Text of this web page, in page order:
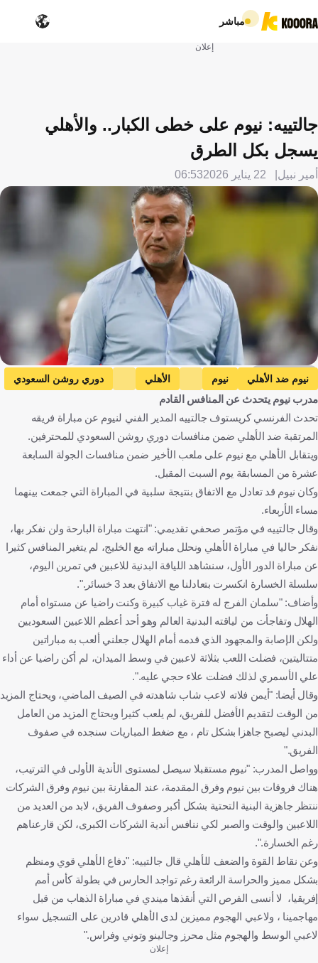
مباشر
إعلان
جالتييه: نيوم على خطى الكبار.. والأهلي
يسجل بكل الطرق
أمير نبيل 22 يناير 2026 06:53
Getty Images
نيوم ضد الأهلي نيوم الأهلي
دوري روشن السعودي
المملكة العربية السعودية
كرة قدم
مدرب نيوم يتحدث عن المنافس القادم
تحدث الفرنسي كريستوف جالتييه المدير الفني لنيوم عن مباراة فريقه
المرتقبة ضد الأهلي ضمن منافسات دوري روشن السعودي للمحترفين.
ويتقابل الأهلي مع نيوم على ملعب الأخير ضمن منافسات الجولة السابعة
عشرة من المسابقة يوم السبت المقبل.
وكان نيوم قد تعادل مع الاتفاق بنتيجة سلبية في المباراة التي جمعت بينهما
مساء الأربعاء.
وقال جالتييه في مؤتمر صحفي تقديمي: "انتهت مباراة البارحة ولن نفكر بها،
نفكر حاليا في مباراة الأهلي ونحلل مباراته مع الخليج، لم يتغير المنافس كثيرا
عن مباراة الدور الأول، سنشاهد اللياقة البدنية للاعبين في تمرين اليوم،
سلسلة الخسارة انكسرت بتعادلنا مع الاتفاق بعد 3 خسائر.".
وأضاف: "سلمان الفرج له فترة غياب كبيرة وكنت راضيا عن مستواه أمام
الهلال وتفاجأت من لياقته البدنية العالم وهو أحد أعظم اللاعبين السعوديين
ولكن الإصابة والمجهود الذي قدمه أمام الهلال جعلني ألعب به مباراتين
متتاليتين، فضلت اللعب بثلاثة لاعبين في وسط الميدان، لم أكن راضيا عن أداء
علي الأسمري لذلك فضلت علاء حجي عليه.".
وقال أيضا: "أيمن فلاته لاعب شاب شاهدته في الصيف الماضي، ويحتاج المزيد
من الوقت لتقديم الأفضل للفريق، لم يلعب كثيرا ويحتاج المزيد من العامل
البدني ليصبح جاهزا بشكل تام ، مع ضغط المباريات سنجده في صفوف
الفريق."
وواصل المدرب: "نيوم مستقبلا سيصل لمستوى الأندية الأولى في الترتيب،
هناك فروقات بين نيوم وفرق المقدمة، عند المقارنة بين نيوم وفرق الشركات
ننتظر جاهزية البنية التحتية بشكل أكبر وصفوف الفريق، لابد من العديد من
اللاعبين والوقت والصبر لكي ننافس أندية الشركات الكبرى، لكن قارعناهم
رغم الخسارة.".
وعن نقاط القوة والضعف للأهلي قال جالتييه: "دفاع الأهلي قوي ومنظم
بشكل مميز والحراسة الرائعة رغم تواجد الحارس في بطولة كأس أمم
إفريقيا، لا أنسى الفرص التي أنقذها ميندي في مباراة الذهاب من قبل
مهاجمينا ، ولاعبي الهجوم مميزين لدى الأهلي قادرين على التسجيل سواء
لاعبي الوسط والهجوم مثل محرز وجالينو وتوني وفراس."
إعلان